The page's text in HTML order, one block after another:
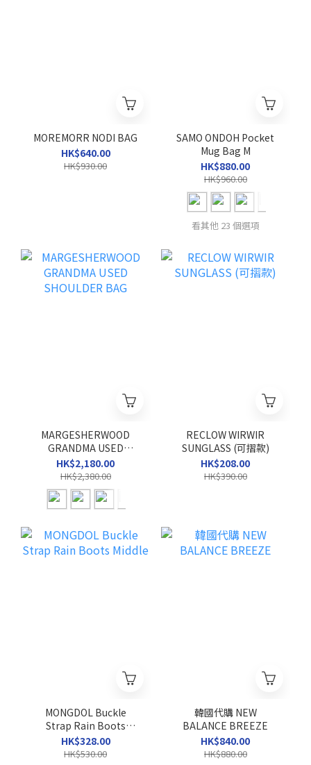
MOREMORR NODI BAG
HK$640.00
HK$930.00
SAMO ONDOH Pocket
Mug Bag M
HK$880.00
HK$960.00
看其他 23 個選項
MARGESHERWOOD
GRANDMA USED
SHOULDER BAG
HK$2,180.00
HK$2,380.00
RECLOW WIRWIR
SUNGLASS (可摺款)
HK$208.00
HK$390.00
MONGDOL Buckle
Strap Rain Boots
Middle
HK$328.00
HK$530.00
韓國代購 NEW
BALANCE BREEZE
HK$840.00
HK$880.00